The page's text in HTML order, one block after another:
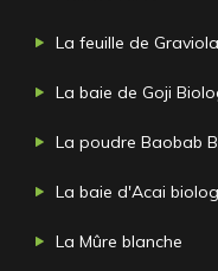
La feuille de
La baie de Goji
La poudre Baobab
La baie d'Acai
La Mûre blanche